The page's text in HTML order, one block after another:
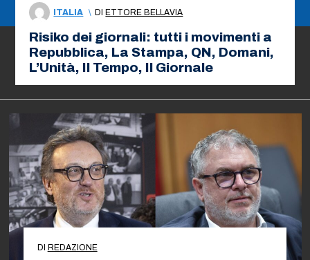
ITALIA \ DI ETTORE BELLAVIA
Risiko dei giornali: tutti i movimenti a
Repubblica, La Stampa, QN, Domani,
L’Unità, Il Tempo, Il Giornale
DI REDAZIONE